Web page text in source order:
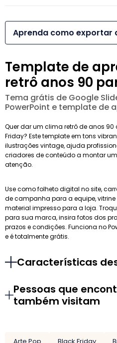
Aprenda como exportar
Template de
retrô anos 90
Tema grátis de Google
PowerPoint e template de
Quer dar um clima retrô de anos
Friday? Este template em tons
ilustrações vintage, ajuda
criadores de conteúdo a montar
atenção.
Use como folheto digital no site,
de campanha para a equipe,
material impresso para a loja.
para sua marca, insira fotos dos
prazos e condições. Funciona no
e é totalmente grátis.
Características
Pessoas que
também visitam